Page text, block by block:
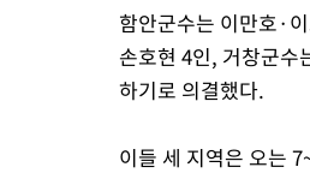
함안군수는 이만호·
손호현 4인, 거창군수
하기로 의결했다.
이들 세 지역은 오는